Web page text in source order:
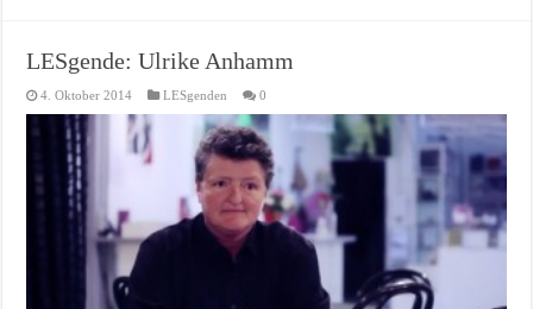
LESgende: Ulrike Anhamm
4. Oktober 2014 LESgenden 0